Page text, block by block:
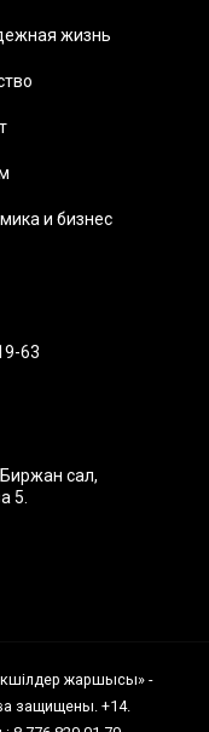
жизнь
и бизнес
63
сал,
5.
жаршысы» -
защищены. +14.